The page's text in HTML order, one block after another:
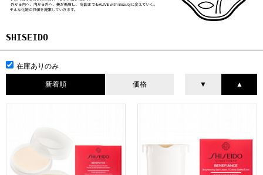
SHISEIDO
在庫ありのみ
新着順 価格 ▼ ▲